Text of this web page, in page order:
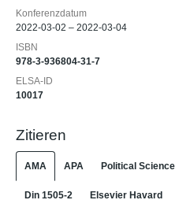
Konferenzdatum
2022-03-02 – 2022-03-04
ISBN
978-3-936804-31-7
ELSA-ID
10017
Zitieren
AMA APA Political Science
Din 1505-2 Elsevier Havard